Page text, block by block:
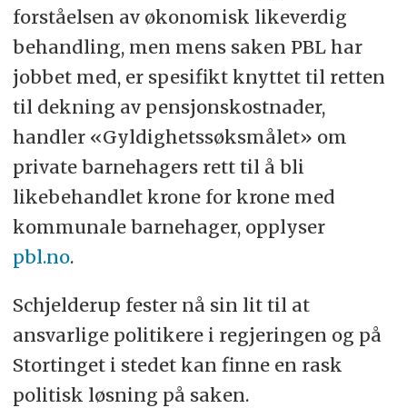
forståelsen av økonomisk likeverdig
behandling, men mens saken PBL har
jobbet med, er spesifikt knyttet til retten
til dekning av pensjonskostnader,
handler «Gyldighetssøksmålet» om
private barnehagers rett til å bli
likebehandlet krone for krone med
kommunale barnehager, opplyser
pbl.no.
Schjelderup fester nå sin lit til at
ansvarlige politikere i regjeringen og på
Stortinget i stedet kan finne en rask
politisk løsning på saken.